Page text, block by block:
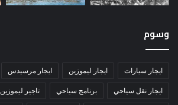
وسوم
ايجار سيارات ايجار ليموزين ايجار مرسيدس
ايجار نقل سياحي برنامج سياحي تاجير ليموزين